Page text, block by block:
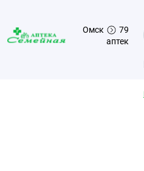
Перейти к основному
Омск
79
аптек